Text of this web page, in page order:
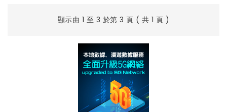
顯示由 1 至 3 於第 3 頁 ( 共 1 頁 )